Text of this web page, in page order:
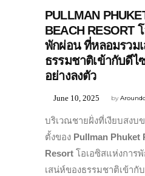
PULLMAN
BEACH RESORT
พักผ่อน ที่หลอมรวม
ธรรมชาติเข้ากับดีไ
อย่างลงตัว
by
June 10, 2025
บริเวณชายฝั่งที่เงียบสง
ตั้งของ Pullman Phuket
Resort โอเอซิสแห่งการ
เสน่ห์ของธรรมชาติเข้า